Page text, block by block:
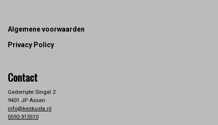
Footer
Algemene voorwaarden
Privacy Policy
Contact
Gedempte Singel 2
9401 JP Assen
info@keskusta.nl
0592-313510